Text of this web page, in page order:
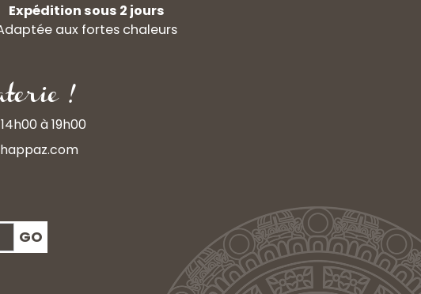
Expédition sous 2 jours
aux fortes chaleurs
!
à 19h00